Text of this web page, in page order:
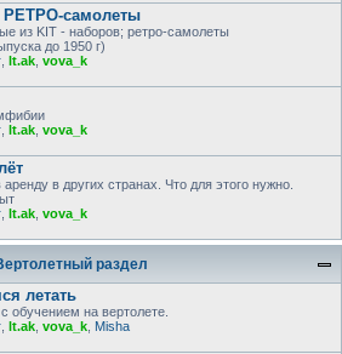
РЕТРО-самолеты
из KIT - наборов; ретро-самолеты
до 1950 г)
lt.ak vova_k
lt.ak vova_k
в других странах. Что для этого нужно.
lt.ak vova_k
раздел
летать
обучением на вертолете.
lt.ak vova_k Misha